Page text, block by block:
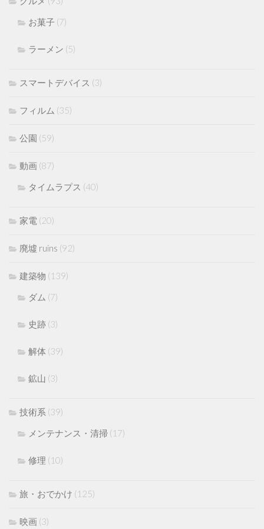
お菓子 (7)
ラーメン (5)
スマートデバイス (3)
フィルム (35)
公園 (59)
動画 (87)
タイムラプス (40)
家電 (20)
廃墟 ruins (92)
建築物 (139)
ダム (7)
史跡 (3)
解体 (39)
鉱山 (3)
技術系 (39)
メンテナンス・清掃 (17)
修理 (10)
旅・おでかけ (125)
映画 (3)